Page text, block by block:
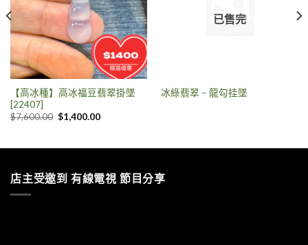
【高冰種】高冰福豆翡翠掛墜
[22407]
$7,600.00 $1,400.00
已售完
冰綠翡翠 – 龍勾挂墜
店主受邀到 有線電視 節目分享